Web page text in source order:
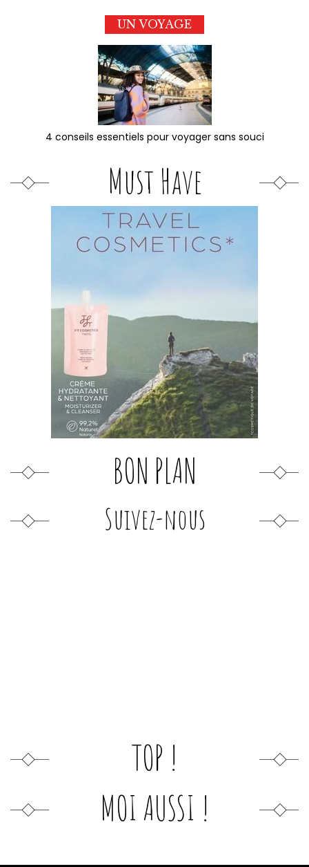
UN VOYAGE
4 conseils essentiels pour voyager sans souci
Must Have
BON PLAN
Suivez-nous
TOP !
MOI AUSSI !